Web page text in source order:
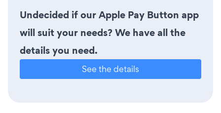
Undecided if our Apple Pay Button app
will suit your needs? We have all the
details you need.
See the details